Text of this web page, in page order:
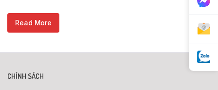
Read More
CHÍNH SÁCH